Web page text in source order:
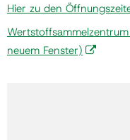
Hier zu den
neuem Fenster)